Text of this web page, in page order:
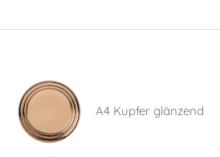
A4 Kupfer glänzend